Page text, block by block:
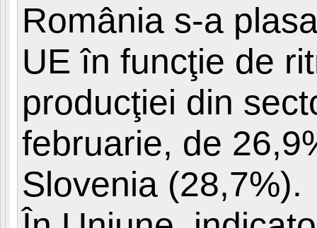
România s-a
UE în funcţie de
producţiei din
februarie, de
Slovenia (28,7%).